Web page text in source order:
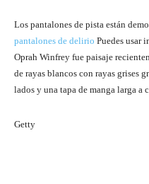
Los pantalones de pista están
pantalones de delirio Puedes usar
Oprah Winfrey fue paisaje
de rayas blancos con rayas grises
lados y una tapa de manga larga a
Getty